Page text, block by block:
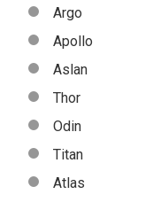
Argo
Apollo
Aslan
Thor
Odin
Titan
Atlas